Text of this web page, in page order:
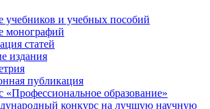
учебников и учебных пособий
монографий
статей
издания
публикация
«Профессиональное образование»
конкурс на лучшую научную